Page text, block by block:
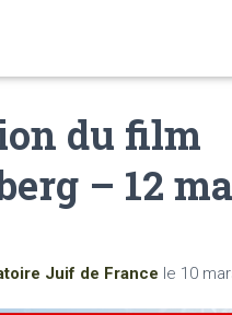
du film
– 12
Juif de France le 10